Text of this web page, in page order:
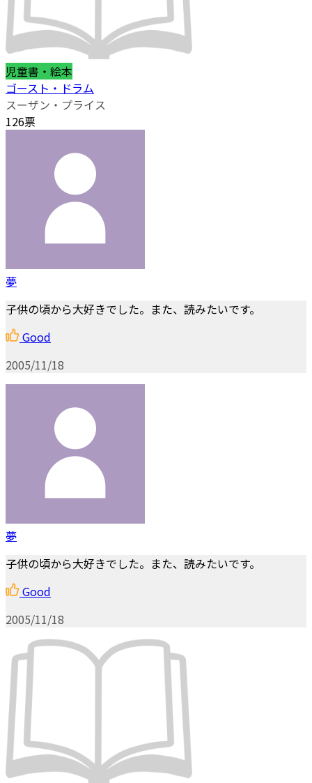
児童書・絵本
ゴースト・ドラム
スーザン・プライス
126票
夢
子供の頃から大好きでした。また、読みたいです。
Good
2005/11/18
夢
子供の頃から大好きでした。また、読みたいです。
Good
2005/11/18